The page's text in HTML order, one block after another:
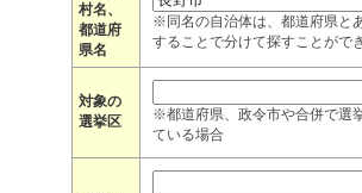
村名、
都道府
県名
※同名の自治体は、都道府県と
することで分けて探すことがで
対象の
選挙区
※都道府県、政令市や合併で選
ている場合